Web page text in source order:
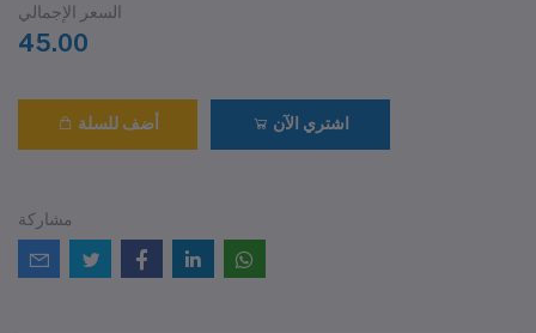
السعر الإجمالي
45.00
أضف للسلة اشتري الآن
مشاركة